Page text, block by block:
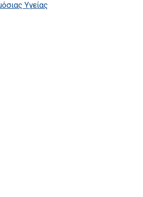
Υγείας